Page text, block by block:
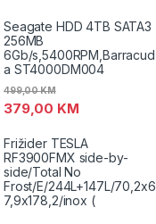
Seagate HDD 4TB SATA3
256MB
6Gb/s,5400RPM,Barracud
a ST4000DM004
379,00 KM
499,00KM
Frižider TESLA
RF3900FMX side-by-
side/Total No
Frost/E/244L+147L/70,2x6
7,9x178,2/inox (